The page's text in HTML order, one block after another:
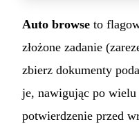
Auto browse to
złożone zadanie
zbierz dokumenty
je, nawigując po
potwierdzenie przed